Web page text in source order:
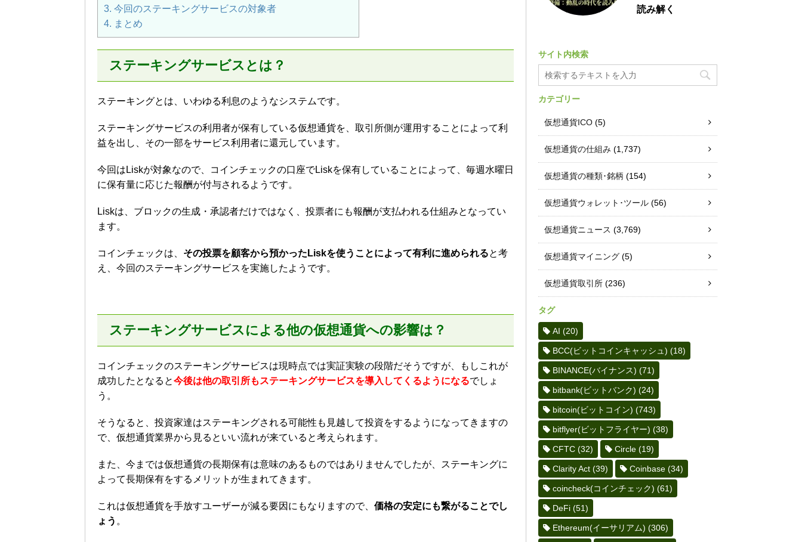
3. 今回のステーキングサービスの対象者
4. まとめ
ステーキングサービスとは？
ステーキングとは、いわゆる利息のようなシステムです。
ステーキングサービスの利用者が保有している仮想通貨を、取引所側が運用することによって利
益を出し、その一部をサービス利用者に還元しています。
今回はLiskが対象なので、コインチェックの口座でLiskを保有していることによって、毎週水曜日
に保有量に応じた報酬が付与されるようです。
Liskは、ブロックの生成・承認者だけではなく、投票者にも報酬が支払われる仕組みとなってい
ます。
コインチェックは、 その投票を顧客から預かったLiskを使うことによって有利に進められると考
え、今回のステーキングサービスを実施したようです。
ステーキングサービスによる他の仮想通貨への影響は？
コインチェックのステーキングサービスは現時点では実証実験の段階だそうですが、もしこれが
成功したとなると今後は他の取引所もステーキングサービスを導入してくるようになるでしょ
う。
そうなると、投資家達はステーキングされる可能性も見越して投資をするようになってきますの
で、仮想通貨業界から見るといい流れが来ていると考えられます。
また、今までは仮想通貨の長期保有は意味のあるものではありませんでしたが、ステーキングに
よって長期保有をするメリットが生まれてきます。
これは仮想通貨を手放すユーザーが減る要因にもなりますので、 価格の安定にも繋がることでし
ょう 。
読み解く
サイト内検索
カテゴリー
仮想通貨ICO (5)
仮想通貨の仕組み (1,737)
仮想通貨の種類･銘柄 (154)
仮想通貨ウォレット･ツール (56)
仮想通貨ニュース (3,769)
仮想通貨マイニング (5)
仮想通貨取引所 (236)
タグ
AI (20)
BCC(ビットコインキャッシュ) (18)
BINANCE(バイナンス) (71)
bitbank(ビットバンク) (24)
bitcoin(ビットコイン) (743)
bitflyer(ビットフライヤー) (38)
CFTC (32) Circle (19)
Clarity Act (39) Coinbase (34)
coincheck(コインチェック) (61)
DeFi (51)
Ethereum(イーサリアム) (306)